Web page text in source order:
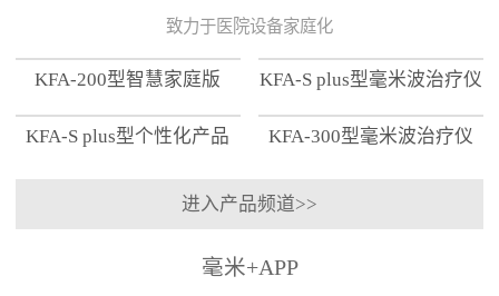
致力于医院设备家庭化
KFA-200型智慧家庭版 KFA-S plus型毫米波治疗仪
KFA-S plus型个性化产品
KFA-300型毫米波治疗仪
进入产品频道>>
毫米+APP